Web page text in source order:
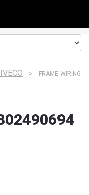
> FRAME WIRING